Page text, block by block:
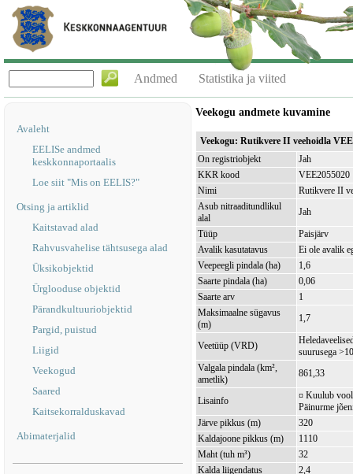
Andmed Statistika ja viited
Avaleht
EELISe andmed
keskkonnaportaalis
Loe siit "Mis on EELIS?"
Otsing ja artiklid
Kaitstavad alad
Rahvusvahelise tähtsusega alad
Üksikobjektid
Ürglooduse objektid
Pärandkultuuriobjektid
Pargid, puistud
Liigid
Veekogud
Saared
Kaitsekorralduskavad
Abimaterjalid
Veekogu andmete kuvamine
Veekogu: Rutikvere II veehoidla
On registriobjekt
Jah
KKR kood
VEE2055020
Nimi
Rutikvere II
Asub nitraaditundlikul
alal
Jah
Tüüp
Paisjärv
Avalik kasutatavus
Ei ole avalik
Veepeegli pindala (ha)
1,6
Saarte pindala (ha)
0,06
Saarte arv
1
Maksimaalne sügavus
(m)
1,7
Veetüüp (VRD)
suurusega
Valgala pindala (km²,
ametlik)
861,33
Lisainfo
¤ Kuulub
Päinurme
Järve pikkus (m)
320
Kaldajoone pikkus (m)
1110
Maht (tuh m³)
32
Kalda liigendatus
2,4